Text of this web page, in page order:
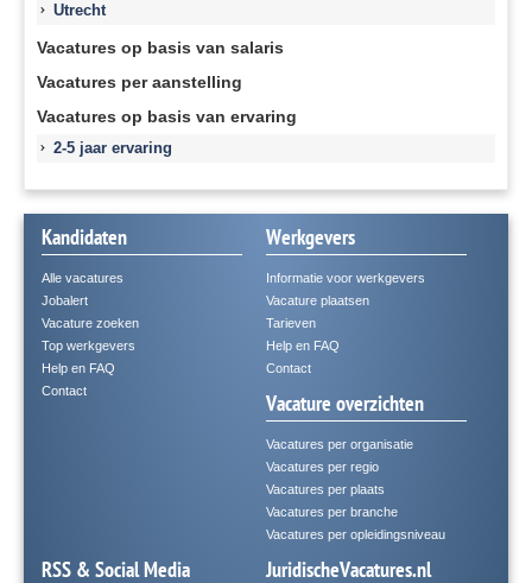
Utrecht
Vacatures op basis van salaris
Vacatures per aanstelling
Vacatures op basis van ervaring
2-5 jaar ervaring
Kandidaten
Alle vacatures
Jobalert
Vacature zoeken
Top werkgevers
Help en FAQ
Contact
Werkgevers
Informatie voor werkgevers
Vacature plaatsen
Tarieven
Help en FAQ
Contact
Vacature overzichten
Vacatures per organisatie
Vacatures per regio
Vacatures per plaats
Vacatures per branche
Vacatures per opleidingsniveau
RSS & Social Media JuridischeVacatures.nl